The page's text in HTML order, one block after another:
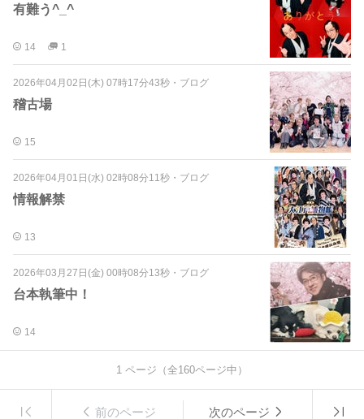
有難う^_^
14 1
2026年04月02日(木) 07時17分43秒 ・ ブログ
稽古場
15
2026年04月01日(水) 02時08分11秒 ・ ブログ
情報解禁
13
2026年03月27日(金) 00時08分13秒 ・ ブログ
台本執筆中！
14
1 ページ（全160ページ中）
前のページ 次のページ